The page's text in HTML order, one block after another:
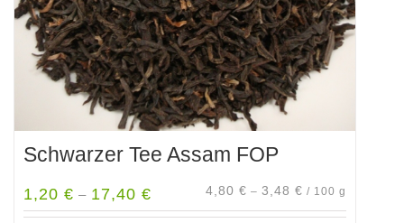
Produktseite
gewählt
werden
Schwarzer Tee Assam FOP
1,20 € – 17,40 € 4,80 € – 3,48 € / 100 g